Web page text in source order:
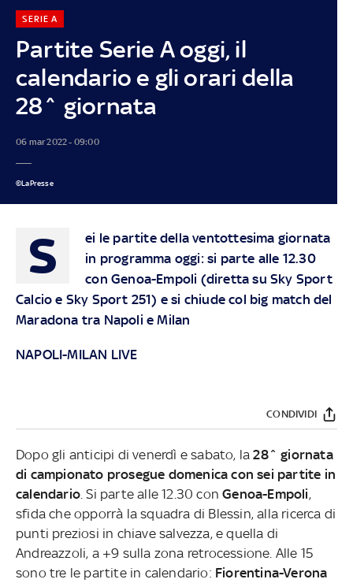
Partite Serie A oggi, il
calendario e gli orari della
28^ giornata
SERIE A
06 mar 2022 - 09:00
©LaPresse
S
ei le partite della ventottesima giornata
in programma oggi: si parte alle 12.30
con Genoa-Empoli (diretta su Sky Sport
Calcio e Sky Sport 251) e si chiude col big match del
Maradona tra Napoli e Milan
NAPOLI-MILAN LIVE
CONDIVIDI
Dopo gli anticipi di venerdì e sabato, la 28^ giornata
di campionato prosegue domenica con sei partite in
calendario . Si parte alle 12.30 conGenoa-Empoli,
sfida che opporrà la squadra di Blessin, alla ricerca di
punti preziosi in chiave salvezza, e quella di
Andreazzoli, a +9 sulla zona retrocessione. Alle 15
sono tre le partite in calendario: Fiorentina-Verona